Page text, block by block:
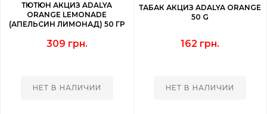
ТЮТЮН АКЦИЗ ADALYA
ORANGE LEMONADE
(АПЕЛЬСИН ЛИМОНАД) 50 ГР
309 грн.
НЕТ В НАЛИЧИИ
ТАБАК АКЦИЗ ADALYA ORANGE
50 G
162 грн.
НЕТ В НАЛИЧИИ